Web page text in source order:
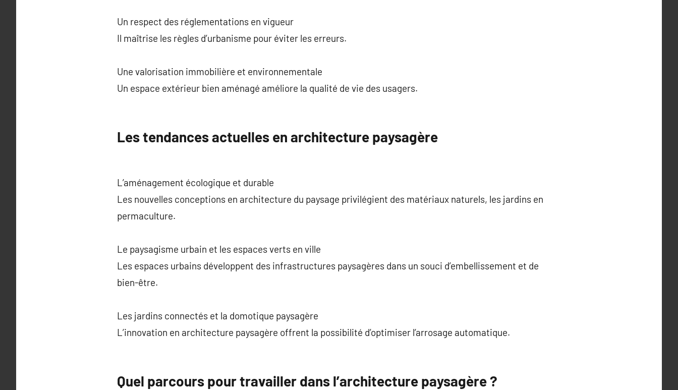
Un respect des réglementations en vigueur
Il maîtrise les règles d’urbanisme pour éviter les erreurs.
Une valorisation immobilière et environnementale
Un espace extérieur bien aménagé améliore la qualité de vie des usagers.
Les tendances actuelles en architecture paysagère
L’aménagement écologique et durable
Les nouvelles conceptions en architecture du paysage privilégient des matériaux naturels, les jardins en
permaculture.
Le paysagisme urbain et les espaces verts en ville
Les espaces urbains développent des infrastructures paysagères dans un souci d’embellissement et de
bien-être.
Les jardins connectés et la domotique paysagère
L’innovation en architecture paysagère offrent la possibilité d’optimiser l’arrosage automatique.
Quel parcours pour travailler dans l’architecture paysagère ?